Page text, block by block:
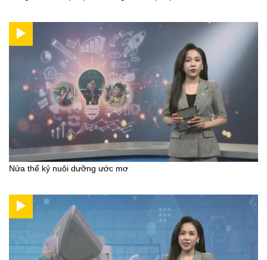
Nửa thế kỷ nuôi dưỡng ước mơ